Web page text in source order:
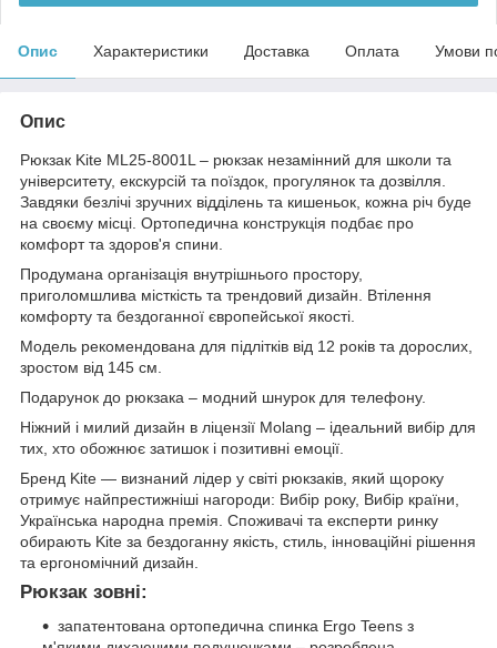
Опис Характеристики Доставка Оплата Умови
Опис
Рюкзак Kite ML25-8001L – рюкзак незамінний для школи та
університету, екскурсій та поїздок, прогулянок та дозвілля.
Завдяки безлічі зручних відділень та кишеньок, кожна річ буде
на своєму місці. Ортопедична конструкція подбає про
комфорт та здоров'я спини.
Продумана організація внутрішнього простору,
приголомшлива місткість та трендовий дизайн. Втілення
комфорту та бездоганної європейської якості.
Модель рекомендована для підлітків від 12 років та дорослих,
зростом від 145 см.
Подарунок до рюкзака – модний шнурок для телефону.
Ніжний і милий дизайн в ліцензії Molang – ідеальний вибір для
тих, хто обожнює затишок і позитивні емоції.
Бренд Kite — визнаний лідер у світі рюкзаків, який щороку
отримує найпрестижніші нагороди: Вибір року, Вибір країни,
Українська народна премія. Споживачі та експерти ринку
обирають Kite за бездоганну якість, стиль, інноваційні рішення
та ергономічний дизайн.
Рюкзак зовні:
запатентована ортопедична спинка Ergo Teens з